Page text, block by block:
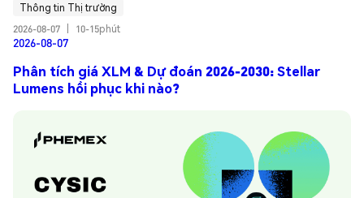
Thông tin Thị trường
2026-08-07
10-15phút
2026-08-07
Phân tích giá XLM & Dự đoán 2026-2030: Stellar
Lumens hồi phục khi nào?